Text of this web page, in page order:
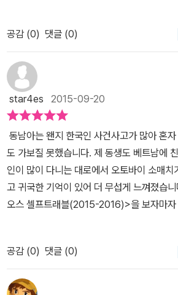
시에 참고하면 될 것이다. 책의 말미에는 라
움이 될 수 있는 준비 과정을 알려주며 입출
있고 부록으로는 라오스 맵북이 있는데 라오
도시의 지도와 루앙남타 자전거 투어 루트 등
책 한 권이면 라오스 여행은 거뜬없이 할 수
느껴진다. 실제로 라오스 여행을 계획하는 분
오스 여행의 바이블로 삼아도 될것 같다.
별히 일상의 스트레스를 날려버리고 싶은
라오스를 추천해줍니다.<라오스 셀프트래블
하는 큰 그림을 그릴 수 있도록 도와줍니다.
는 스타일별 라오스 여행(힐링 라오스, 컬처
행자의 일정을 고려한 추천 코스(4박 6일 쏙
오스 한붓 그리기, 15일 라오스 북부 완전일
서 놓치지 말아야 할 것들(라오스 하이라이트
들(맛있는 라오스), 기념품 챙겨오기(라오스
제 떠나는 것이 좋을까(라오스의 일 년), 알
(라오스 브리핑)까지 꼼꼼하게 가이드해줍
을 가다보면 가이드 설명 들으랴, 오감으로
는데, 이렇게 미리 가이드북으로 공부를 하
스토랑은 직접 발로 찾아가 확인한 곳으로
수록하지 않았습니다. 또한 최고로 정확한 지
헤 확인을 거듭했습니다.라오스 자유여행 또
있다면 <라오스 셀프트래블> 한 권쯤은 꼭
보다 [미얀마 셀프트래블]을 펴낸 적이 있는
만들어낸 책이라는 점이 가장 큰 장점이고,
직접 발로 찾아가 확인한 곳으로 수록둘째,
하지만 최대한 객관성을 유지하며 쓰려고 노
라오스 여행을 제시해주고 있기 때문에 취향
라 볼 수 있다. 만난 지 얼마 되지 않아 결혼에
혼 여행 코스를 태국으로 잡았는데서로 어
같아 휴양보다는 액티비티 위주로 일정을
서는 만족감보다는 피곤함만 남아, 우리 취
가 맞다며 두고두고 후회하곤 했는데...라오
스타일별 라오스 여행에서 기필코 1번, 힐링
커피, 빵도 수준급이라는 라오스. 유유히 흐
의 독짬빠 아래에서 우아하게 와인을 홀짝이
고 한다. 비엔티안에서 강변 레스토랑의 생
방갈로에서 일몰을 감상. 송 강에 발 담그고
10년 전 라오스 방비엥에 대한 추억을 간직
매력에 빠져든 여인의 공저라고 하네요, 이
는 북촌의 한옥 마을에 라오스 여행 전문 여
하네요. 장밀 라오스에 홀릭된 사람들이라는
스를 여행하는 데도 스타일별로 해볼까요?여
일이라는 말때문에 더욱 세련된 느낌이 드는
는 휴양지로써의 라오스 코스를 소개하고 있
라오스의 역사나 문화에 대해서 느낄 수 있
는 메콩 강과 산으로 둘러싸인 라오스의 자
요 .정말 세가지 모두 매력적인 코스에요.
래블의 매력 중의 하나죠. 4박 6일 정도의
로 북부 라오스 완주 코스도 있으니 젊은이
해요. 라오스의 하이라이트에서는 빼놓을
를 소개하고 있는데 개인적으로 트리 탑 짚라
기고 정글의 속삭임을 들을 수 있다니 이런
공감 (0) 댓글 (0)
star4es 2015-09-20
동남아는 왠지 한국인 사건사고가 많아 혼
도 가보질 못했습니다. 제 동생도 베트남에
인이 많이 다니는 대로에서 오토바이 소매치
고 귀국한 기억이 있어 더 무섭게 느껴졌습
오스 셀프트래블(2015-2016)>을 보자마자
정보들을 통해 왠지 용기를 얻을 수 있는 책
들었습니다. 사건사고에 집중하면 여행이든
들것 입니다. 사람과 그 곳 현지에서 만나볼
중한 여행 정보 도서가 되지 않을까 궁금했습
공감 (0) 댓글 (0)